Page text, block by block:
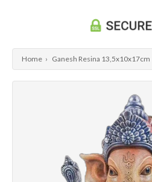
Home › Ganesh Resina 13,5x10x17cm